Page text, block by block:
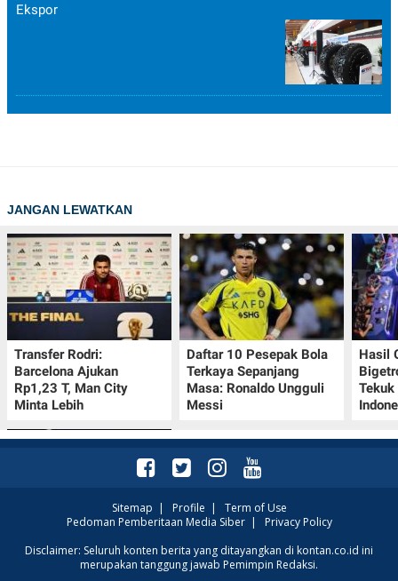
Ekspor
JANGAN LEWATKAN
Transfer Rodri:
Barcelona Ajukan
Rp1,23 T, Man City
Minta Lebih
Daftar 10 Pesepak Bola
Terkaya Sepanjang
Masa: Ronaldo Ungguli
Messi
Hasil
Bos LaLiga Javier Tebas
Kritik FIFA: Era Infantino
Sitemap | Profile | Term of Use
Pedoman Pemberitaan Media Siber| Privacy Policy
Disclaimer: Seluruh konten berita yang ditayangkan di kontan.co.id ini
merupakan tanggung jawab Pemimpin Redaksi.